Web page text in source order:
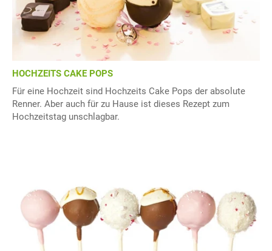
HOCHZEITS CAKE POPS
Für eine Hochzeit sind Hochzeits Cake Pops der absolute
Renner. Aber auch für zu Hause ist dieses Rezept zum
Hochzeitstag unschlagbar.